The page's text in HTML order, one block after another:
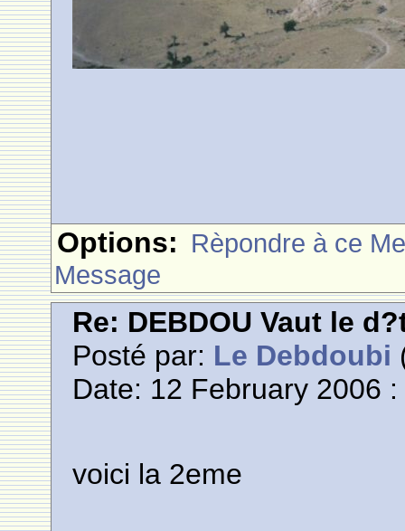
Options: Rèpondre à ce
Message
Re: DEBDOU Vaut le
Posté par: Le Debdoubi
Date: 12 February 2006
voici la 2eme